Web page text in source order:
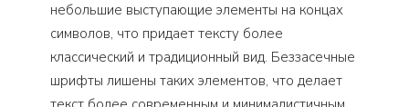
небольшие выступающие элементы на концах
символов, что придает тексту более
классический и традиционный вид. Беззасечные
шрифты лишены таких элементов, что делает